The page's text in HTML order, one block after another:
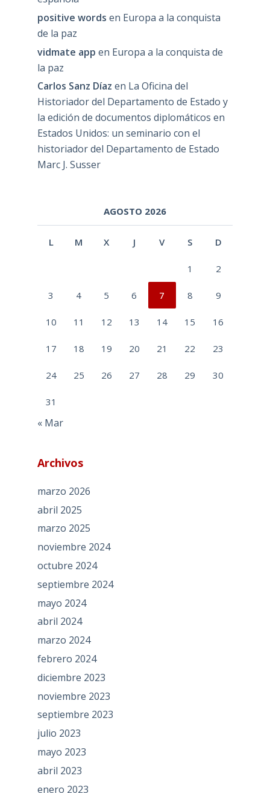
positive words en Europa a la conquista
de la paz
vidmate app en Europa a la conquista de
la paz
Carlos Sanz Díaz en La Oficina del
Historiador del Departamento de Estado y
la edición de documentos diplomáticos en
Estados Unidos: un seminario con el
historiador del Departamento de Estado
Marc J. Susser
AGOSTO 2026
L M X J V S D
1 2
3 4 5 6 7 8 9
10 11 12 13 14 15 16
17 18 19 20 21 22 23
24 25 26 27 28 29 30
31
« Mar
Archivos
marzo 2026
abril 2025
marzo 2025
noviembre 2024
octubre 2024
septiembre 2024
mayo 2024
abril 2024
marzo 2024
febrero 2024
diciembre 2023
noviembre 2023
septiembre 2023
julio 2023
mayo 2023
abril 2023
enero 2023